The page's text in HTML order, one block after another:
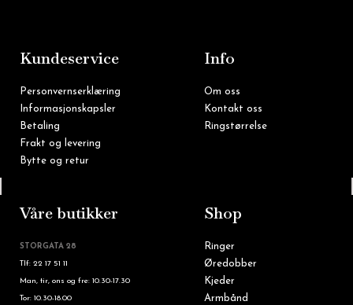
Kundeservice
Personvernserklæring
Informasjonskapsler
Betaling
Frakt og levering
Bytte og retur
Info
Om oss
Kontakt oss
Ringstørrelse
Våre butikker
STORGATA 28
Tlf: 22 17 51 11
Man, tir, ons og fre: 10.30-17.30
Tor: 10.30-18.00
Shop
Ringer
Øredobber
Kjeder
Armbånd